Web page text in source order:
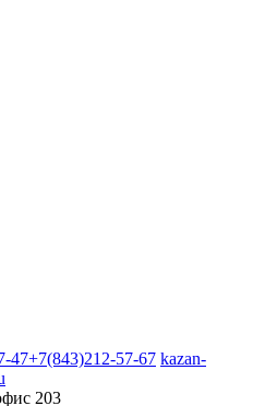
47+7(843)212-57-67 kazan-
203